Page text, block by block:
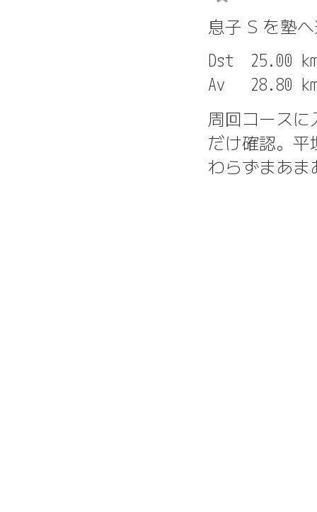
息子 S を塾
Dst  25.00
周回コース
だけ確認。
わらずまあま